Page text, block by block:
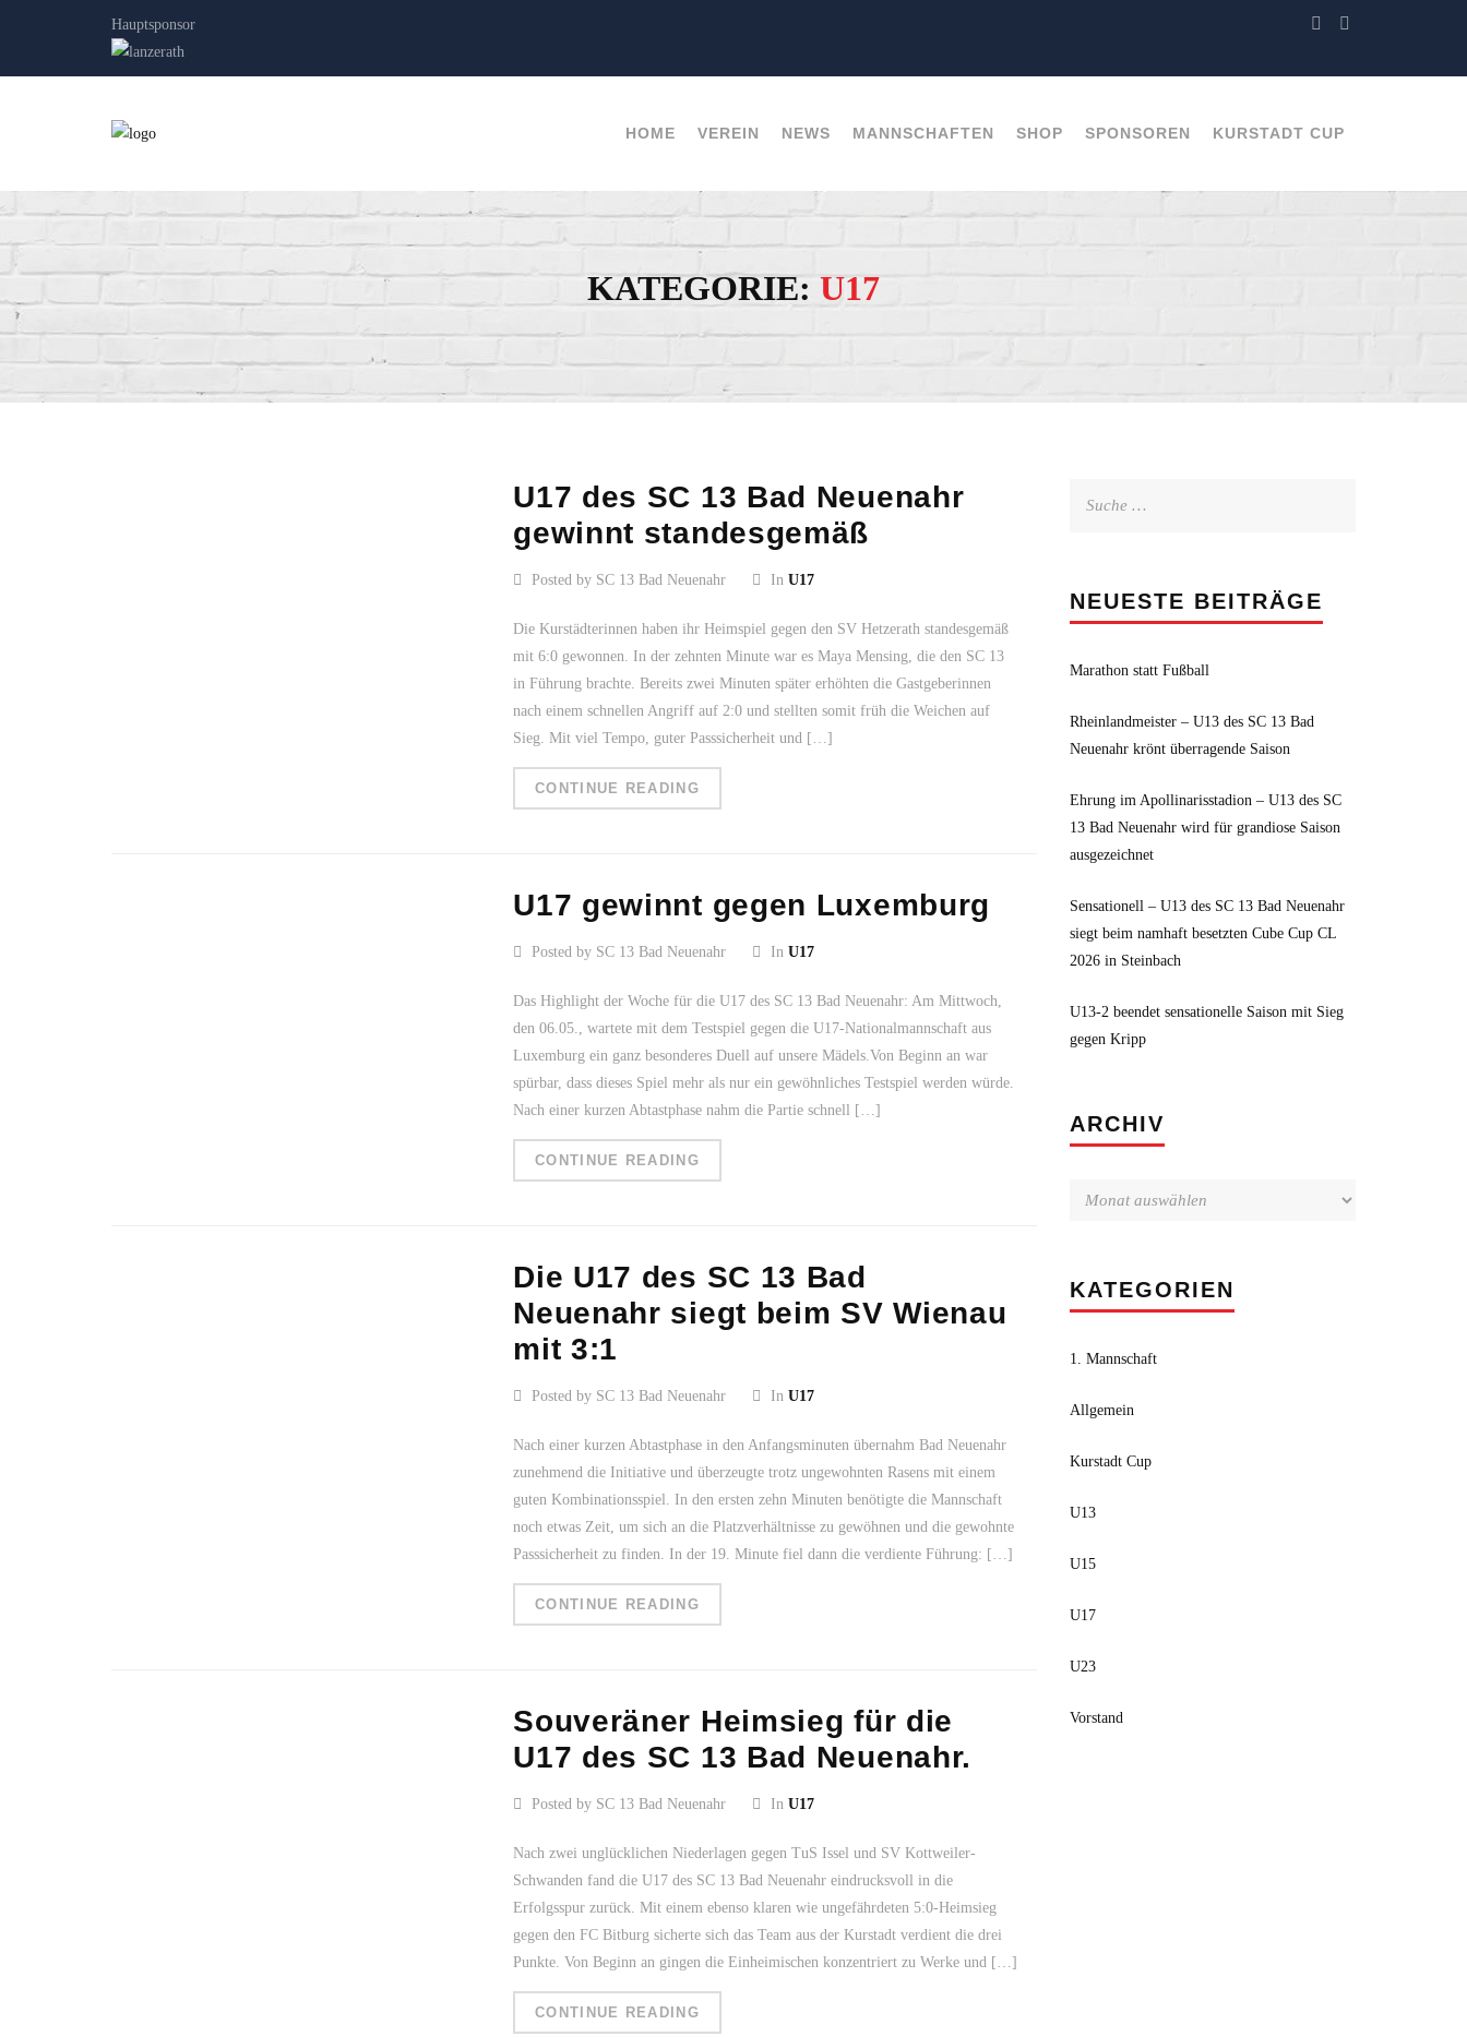
Hauptsponsor
HOME VEREIN NEWS MANNSCHAFTEN SHOP SPONSOREN KURSTADT CUP
KATEGORIE: U17
U17 des SC 13 Bad Neuenahr
gewinnt standesgemäß
Posted by SC 13 Bad Neuenahr InU17
Die Kurstädterinnen haben ihr Heimspiel gegen den SV Hetzerath standesgemäß
mit 6:0 gewonnen. In der zehnten Minute war es Maya Mensing, die den SC 13
in Führung brachte. Bereits zwei Minuten später erhöhten die Gastgeberinnen
nach einem schnellen Angriff auf 2:0 und stellten somit früh die Weichen auf
Sieg. Mit viel Tempo, guter Passsicherheit und […]
CONTINUE READING
U17 gewinnt gegen Luxemburg
Posted by SC 13 Bad Neuenahr InU17
Das Highlight der Woche für die U17 des SC 13 Bad Neuenahr: Am Mittwoch,
den 06.05., wartete mit dem Testspiel gegen die U17-Nationalmannschaft aus
Luxemburg ein ganz besonderes Duell auf unsere Mädels.Von Beginn an war
spürbar, dass dieses Spiel mehr als nur ein gewöhnliches Testspiel werden würde.
Nach einer kurzen Abtastphase nahm die Partie schnell […]
CONTINUE READING
Die U17 des SC 13 Bad
Neuenahr siegt beim SV Wienau
mit 3:1
Posted by SC 13 Bad Neuenahr InU17
Nach einer kurzen Abtastphase in den Anfangsminuten übernahm Bad Neuenahr
zunehmend die Initiative und überzeugte trotz ungewohnten Rasens mit einem
guten Kombinationsspiel. In den ersten zehn Minuten benötigte die Mannschaft
noch etwas Zeit, um sich an die Platzverhältnisse zu gewöhnen und die gewohnte
Passsicherheit zu finden. In der 19. Minute fiel dann die verdiente Führung: […]
CONTINUE READING
Souveräner Heimsieg für die
U17 des SC 13 Bad Neuenahr.
Posted by SC 13 Bad Neuenahr InU17
Nach zwei unglücklichen Niederlagen gegen TuS Issel und SV Kottweiler-
Schwanden fand die U17 des SC 13 Bad Neuenahr eindrucksvoll in die
Erfolgsspur zurück. Mit einem ebenso klaren wie ungefährdeten 5:0-Heimsieg
gegen den FC Bitburg sicherte sich das Team aus der Kurstadt verdient die drei
Punkte. Von Beginn an gingen die Einheimischen konzentriert zu Werke und […]
CONTINUE READING
NEUESTE BEITRÄGE
Marathon statt Fußball
Rheinlandmeister – U13 des SC 13 Bad
Neuenahr krönt überragende Saison
Ehrung im Apollinarisstadion – U13 des SC
13 Bad Neuenahr wird für grandiose Saison
ausgezeichnet
Sensationell – U13 des SC 13 Bad Neuenahr
siegt beim namhaft besetzten Cube Cup CL
2026 in Steinbach
U13-2 beendet sensationelle Saison mit Sieg
gegen Kripp
ARCHIV
KATEGORIEN
1. Mannschaft
Allgemein
Kurstadt Cup
U13
U15
U17
U23
Vorstand